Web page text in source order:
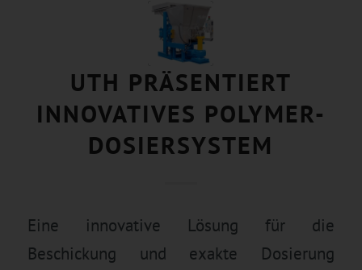
UTH PRÄSENTIERT
INNOVATIVES POLYMER-
DOSIERSYSTEM
Eine innovative Lösung für die
Beschickung und exakte Dosierung